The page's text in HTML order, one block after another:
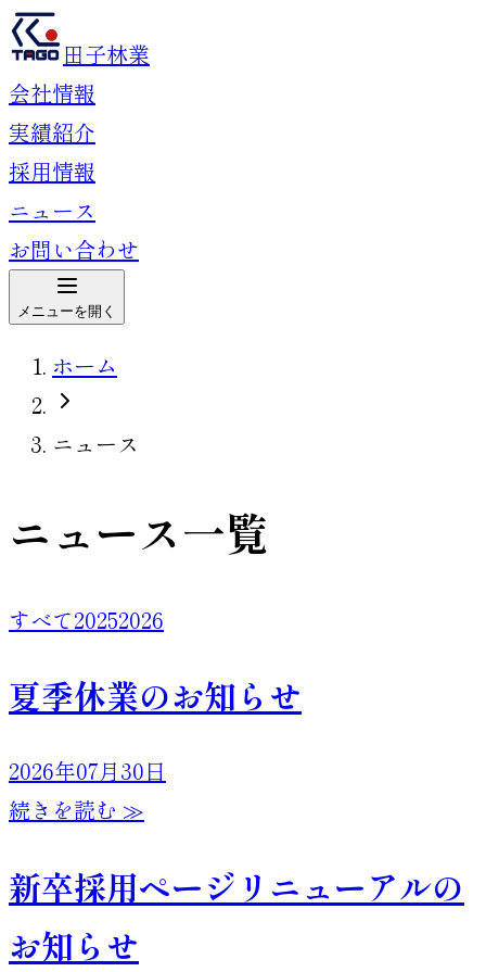
田子林業
会社情報
実績紹介
採用情報
ニュース
お問い合わせ
メニューを開く
ホーム
ニュース
ニュース一覧
すべて20252026
夏季休業のお知らせ
2026年07月30日
続きを読む ≫
新卒採用ページリニューアルの
お知らせ